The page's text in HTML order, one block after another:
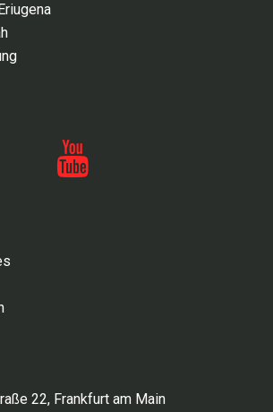
22, Frankfurt am Main